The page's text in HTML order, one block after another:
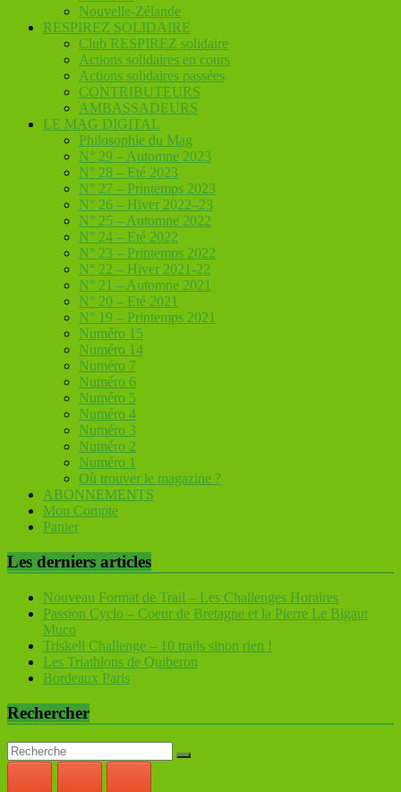
Nouvelle-Zélande
RESPIREZ SOLIDAIRE
Club RESPIREZ solidaire
Actions solidaires en cours
Actions solidaires passées
CONTRIBUTEURS
AMBASSADEURS
LE MAG DIGITAL
Philosophie du Mag
N° 29 – Automne 2023
N° 28 – Eté 2023
N° 27 – Printemps 2023
N° 26 – Hiver 2022–23
N° 25 – Automne 2022
N° 24 – Eté 2022
N° 23 – Printemps 2022
N° 22 – Hiver 2021-22
N° 21 – Automne 2021
N° 20 – Eté 2021
N° 19 – Printemps 2021
Numéro 15
Numéro 14
Numéro 7
Numéro 6
Numéro 5
Numéro 4
Numéro 3
Numéro 2
Numéro 1
Où trouver le magazine ?
ABONNEMENTS
Mon Compte
Panier
Les derniers articles
Nouveau Format de Trail – Les Challenges Horaires
Passion Cyclo – Coeur de Bretagne et la Pierre Le Bigaut
Muco
Triskell Challenge – 10 trails sinon rien !
Les Triathlons de Quiberon
Bordeaux Paris
Rechercher